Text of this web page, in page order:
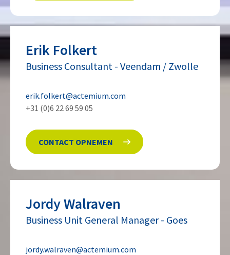
Erik Folkert
Business Consultant - Veendam / Zwolle
erik.folkert@actemium.com
+31 (0)6 22 69 59 05
CONTACT OPNEMEN
JordyWalraven
Business Unit General Manager- Goes
jordy.walraven@actemium.com